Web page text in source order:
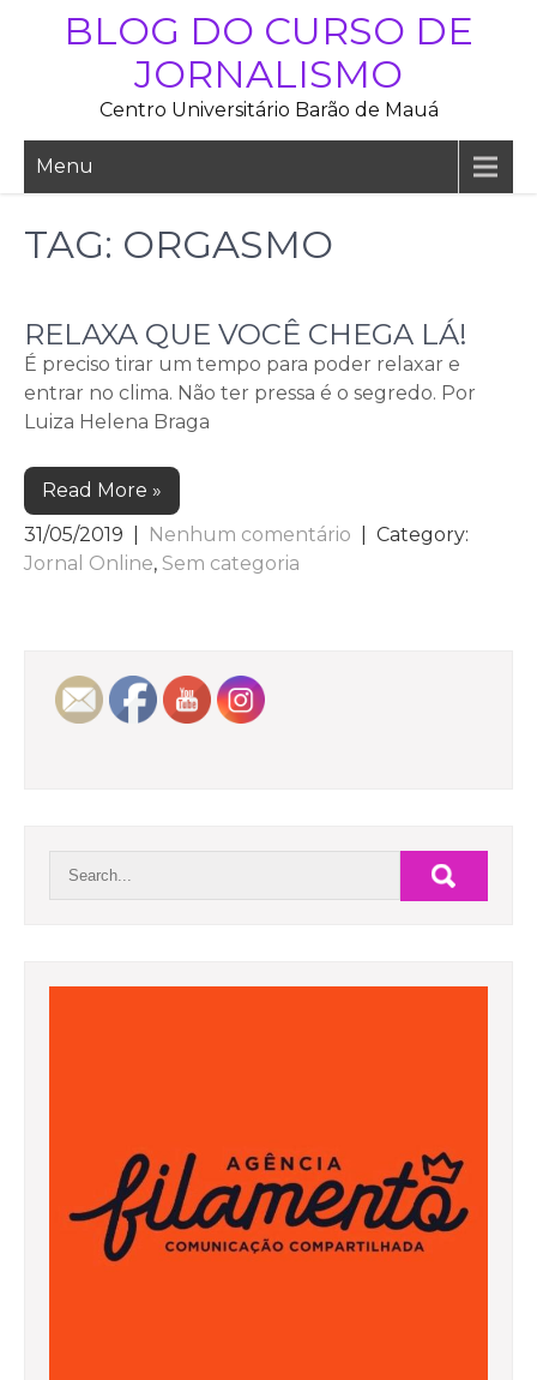
BLOG DO CURSO DE
JORNALISMO
Centro Universitário Barão de Mauá
Menu
TAG: ORGASMO
RELAXA QUE VOCÊ CHEGA LÁ!
É preciso tirar um tempo para poder relaxar e
entrar no clima. Não ter pressa é o segredo. Por
Luiza Helena Braga
Read More »
31/05/2019
Nenhum comentário
| Category:
Jornal Online, Sem categoria